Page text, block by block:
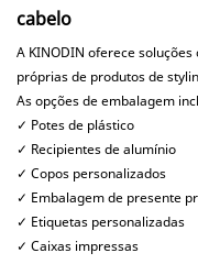
cabelo
A KINODIN oferece
próprias de produtos de
As opções de embalagem
✓ Potes de plástico
✓ Recipientes de alumínio
✓ Copos personalizados
✓ Embalagem de presente
✓ Etiquetas personalizadas
✓ Caixas impressas